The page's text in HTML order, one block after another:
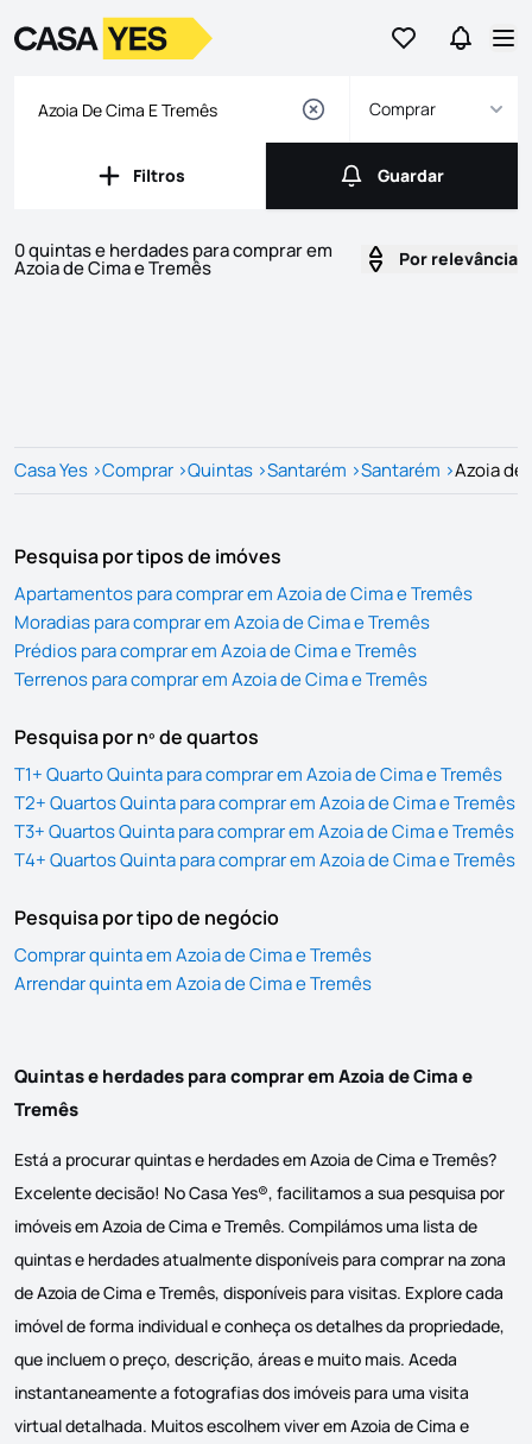
Ir para osIr para
LogoIr para a homepage
Comprar
Filtros
Filtros Guardar
Guardar
0 quintas e herdades para comprar em
Azoia de Cima e Tremês Por relevância
Casa Yes >Comprar >Quintas >Santarém >Santarém >Azoia de
Pesquisa por tipos de imóves
Apartamentos para comprar em Azoia de Cima e Tremês
Moradias para comprar em Azoia de Cima e Tremês
Prédios para comprar em Azoia de Cima e Tremês
Terrenos para comprar em Azoia de Cima e Tremês
Pesquisa por nº de quartos
T1+ Quarto Quinta para comprar em Azoia de Cima e Tremês
T2+ Quartos Quinta para comprar em Azoia de Cima e Tremês
T3+ Quartos Quinta para comprar em Azoia de Cima e Tremês
T4+ Quartos Quinta para comprar em Azoia de Cima e Tremês
Pesquisa por tipo de negócio
Comprar quinta em Azoia de Cima e Tremês
Arrendar quinta em Azoia de Cima e Tremês
Quintas e herdades para comprar em Azoia de Cima e
Tremês
Está a procurar quintas e herdades em Azoia de Cima e Tremês?
Excelente decisão! No Casa Yes®, facilitamos a sua pesquisa por
imóveis em Azoia de Cima e Tremês. Compilámos uma lista de
quintas e herdades atualmente disponíveis para comprar na zona
de Azoia de Cima e Tremês, disponíveis para visitas. Explore cada
imóvel de forma individual e conheça os detalhes da propriedade,
que incluem o preço, descrição, áreas e muito mais. Aceda
instantaneamente a fotografias dos imóveis para uma visita
virtual detalhada. Muitos escolhem viver em Azoia de Cima e